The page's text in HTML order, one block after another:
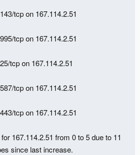
tcp on 167.114.2.51
tcp on 167.114.2.51
tcp on 167.114.2.51
tcp on 167.114.2.51
tcp on 167.114.2.51
167.114.2.51 from 0 to 5 due to 11
since last increase.